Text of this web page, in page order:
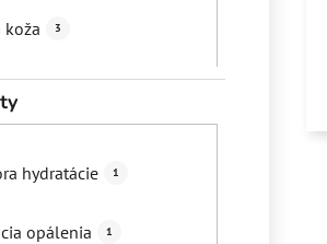
koža 3
vlasy
opálenie
znečistenie
hydratácie 1
opálenia 1